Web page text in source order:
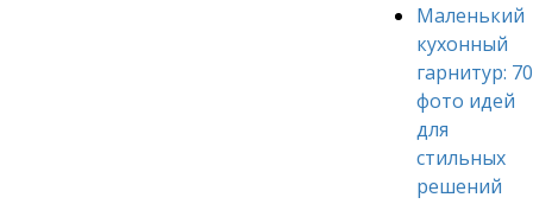
Маленький
кухонный
гарнитур: 70
фото идей
для
стильных
решений